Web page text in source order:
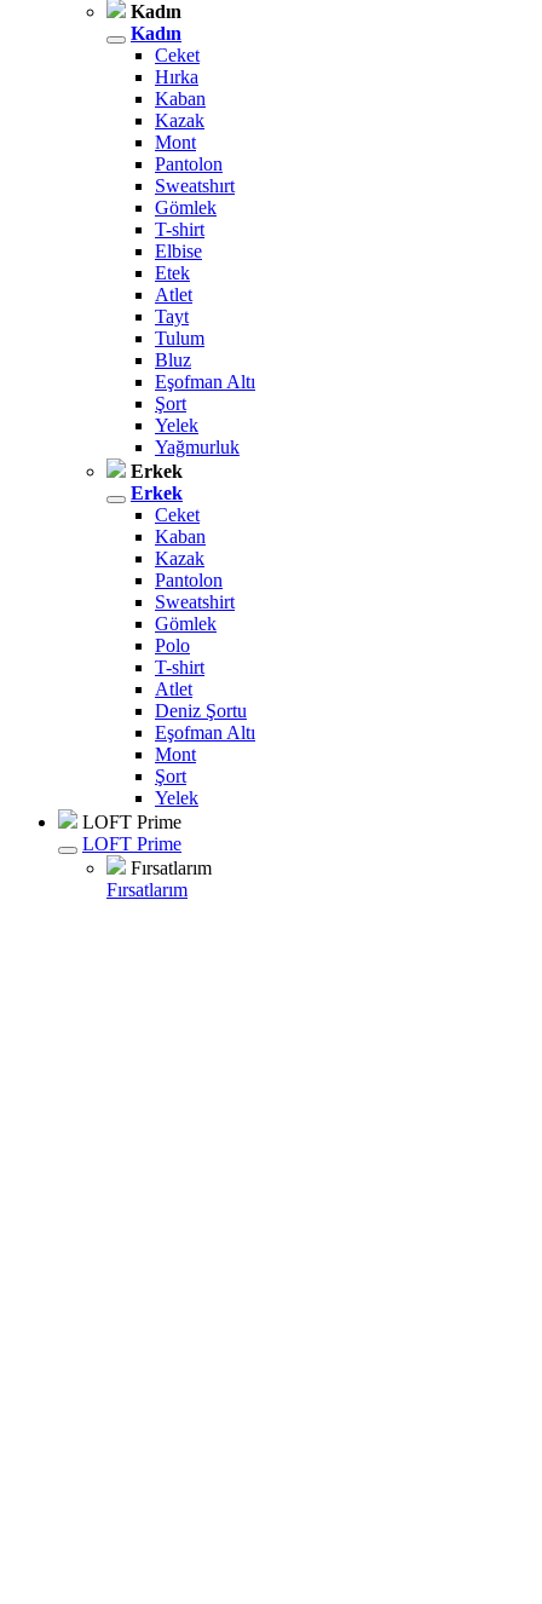
Kadın
Kadın
Ceket
Hırka
Kaban
Kazak
Mont
Pantolon
Sweatshırt
Gömlek
T-shirt
Elbise
Etek
Atlet
Tayt
Tulum
Bluz
Eşofman Altı
Şort
Yelek
Yağmurluk
Erkek
Erkek
Ceket
Kaban
Kazak
Pantolon
Sweatshirt
Gömlek
Polo
T-shirt
Atlet
Deniz Şortu
Eşofman Altı
Mont
Şort
Yelek
LOFT Prime
LOFT Prime
Fırsatlarım
Fırsatlarım